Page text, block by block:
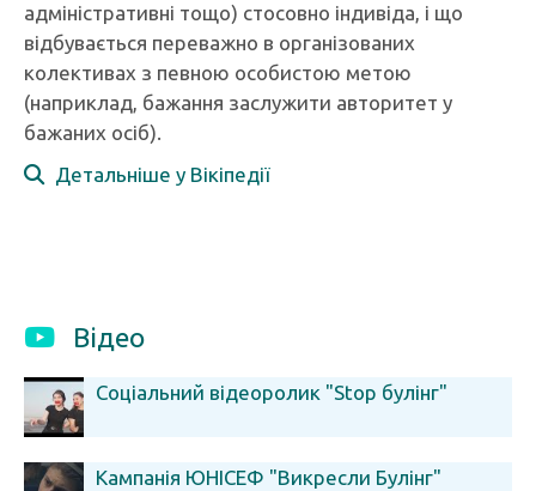
адміністративні тощо) стосовно індивіда, і що
відбувається переважно в організованих
колективах з певною особистою метою
(наприклад, бажання заслужити авторитет у
бажаних осіб).
Детальніше у Вікіпедії
Відео
Соціальний відеоролик "Stop булінг"
Кампанія ЮНІСЕФ "Викресли Булінг"